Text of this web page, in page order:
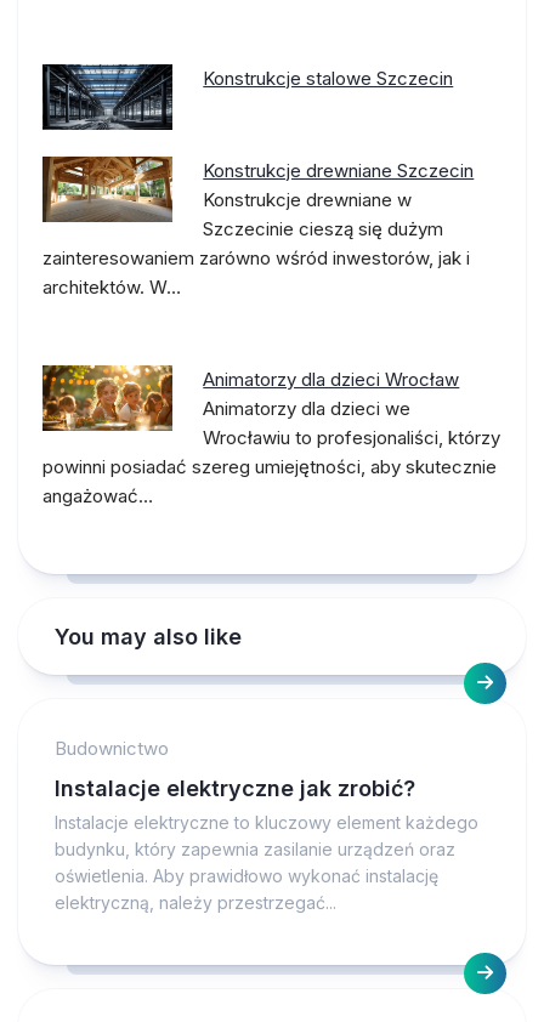
Konstrukcje stalowe Szczecin
Konstrukcje drewniane Szczecin
Konstrukcje drewniane w
Szczecinie cieszą się dużym
zainteresowaniem zarówno wśród inwestorów, jak i
architektów. W…
Animatorzy dla dzieci Wrocław
Animatorzy dla dzieci we
Wrocławiu to profesjonaliści, którzy
powinni posiadać szereg umiejętności, aby skutecznie
angażować…
You may also like
Budownictwo
Instalacje elektryczne jak zrobić?
Instalacje elektryczne to kluczowy element każdego
budynku, który zapewnia zasilanie urządzeń oraz
oświetlenia. Aby prawidłowo wykonać instalację
elektryczną, należy przestrzegać...